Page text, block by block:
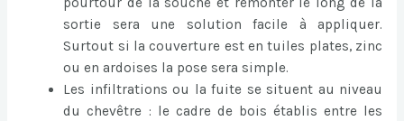
sortie sera une solution facile à appliquer.
Surtout si la couverture est en tuiles plates, zinc
ou en ardoises la pose sera simple.
Les infiltrations ou la fuite se situent au niveau
du chevêtre : le cadre de bois établis entre les